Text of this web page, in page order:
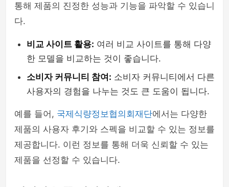
통해 제품의 진정한 성능과 기능을 파악할 수 있습니
다.
비교 사이트 활용: 여러 비교 사이트를 통해 다양
한 모델을 비교하는 것이 좋습니다.
소비자 커뮤니티 참여: 소비자 커뮤니티에서 다른
사용자의 경험을 나누는 것도 큰 도움이 됩니다.
예를 들어, 국제식량정보협의회재단에서는 다양한
제품의 사용자 후기와 스펙을 비교할 수 있는 정보를
제공합니다. 이런 정보를 통해 더욱 신뢰할 수 있는
제품을 선정할 수 있습니다.